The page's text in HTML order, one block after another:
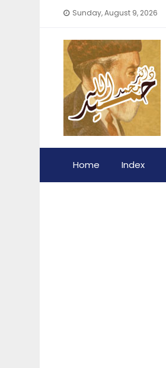
Sunday, August 9, 2026
Home Index